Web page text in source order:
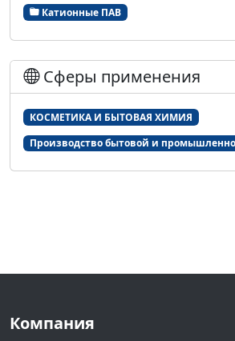
Катионные ПАВ
Сферы применения
КОСМЕТИКА И БЫТОВАЯ ХИМИЯ
Производство бытовой и
Компания